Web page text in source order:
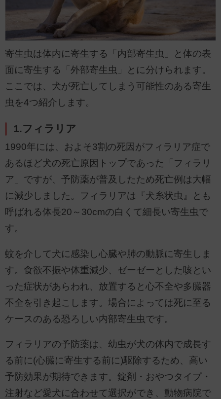
寄生虫は体内に寄生する「内部寄生虫」と体の表
面に寄生する「外部寄生虫」とに分けられます。
ここでは、犬が死亡してしまう可能性のある寄生
虫を4つ紹介します。
1.フィラリア
1990年には、およそ3割の死因がフィラリア症で
あるほど犬の死亡原因トップであった「フィラリ
ア」ですが、予防薬が普及したため死亡例は大幅
に減少しました。フィラリアは『犬糸状虫』とも
呼ばれる体長20～30cmの白くて細長い寄生虫で
す。
蚊を介して犬に感染し心臓や肺の動脈に寄生しま
す。食欲不振や体重減少、ゼーゼーとした咳とい
った症状があらわれ、放置すると心不全や多臓器
不全を引き起こします。場合によっては死に至る
ケースのある恐ろしい内部寄生虫です。
フィラリアの予防薬は、幼虫が犬の体内で成長す
る前に(心臓に寄生する前に)駆除するため、高い
予防効果が期待できます。錠剤・おやつタイプ・
注射など愛犬に合わせて選択ができ、動物病院で